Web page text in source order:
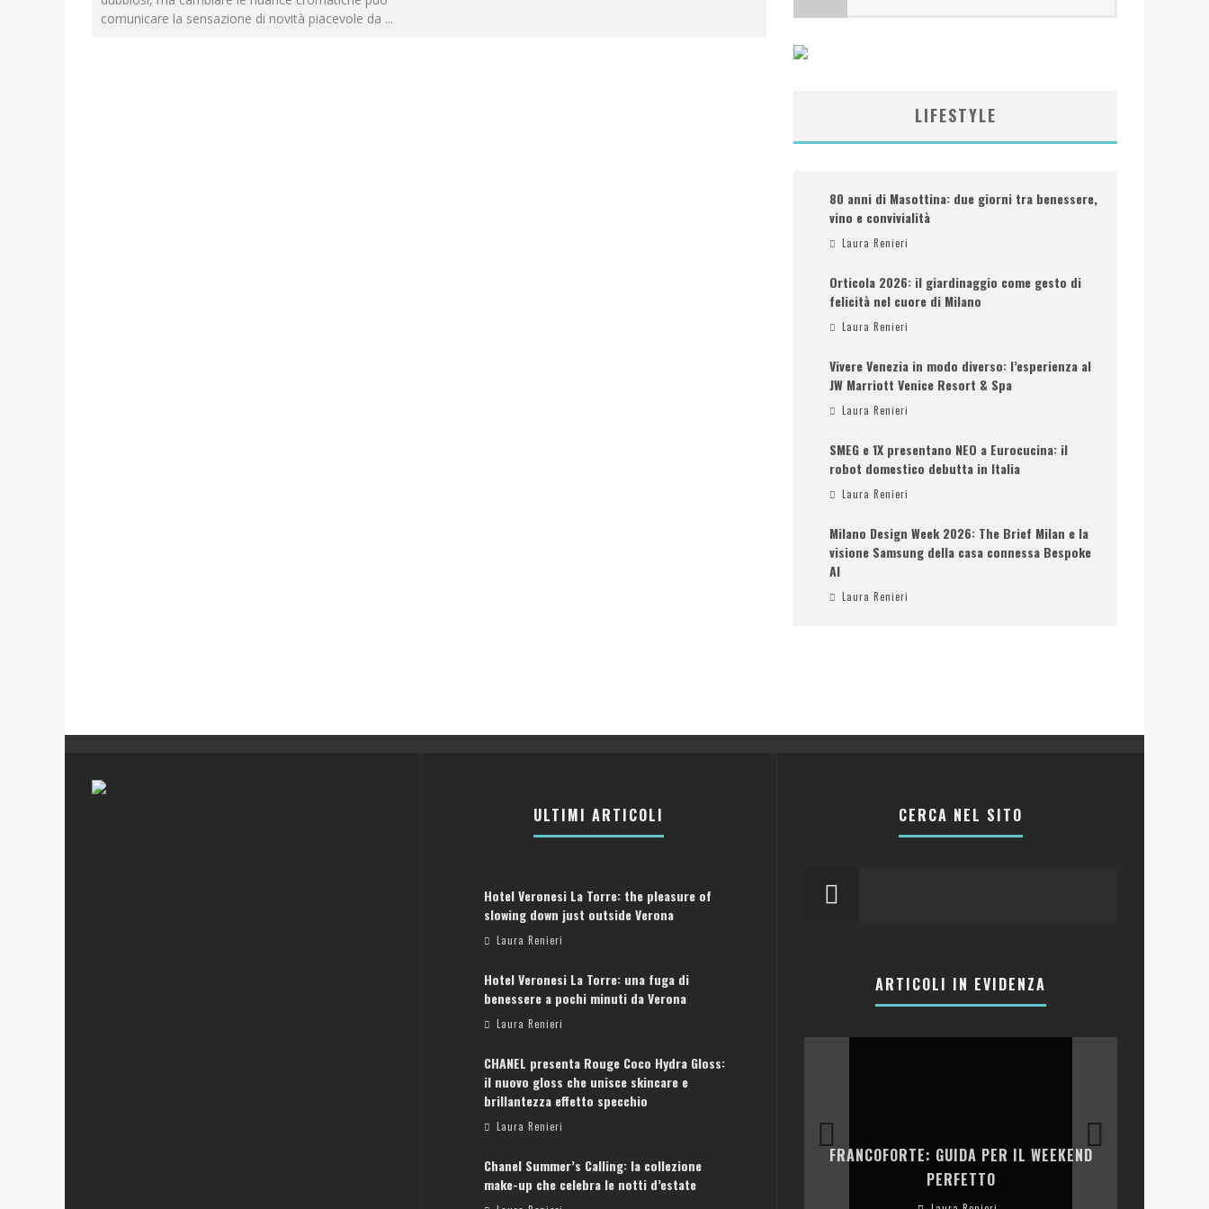
comunicare la sensazione di novità piacevole da ...
LIFESTYLE
80 anni di Masottina: due giorni tra benessere,
vino e convivialità
Laura Renieri
Orticola 2026: il giardinaggio come gesto di
felicità nel cuore di Milano
Laura Renieri
Vivere Venezia in modo diverso: l’esperienza al
JW Marriott Venice Resort & Spa
Laura Renieri
SMEG e 1X presentano NEO a Eurocucina: il
robot domestico debutta in Italia
Laura Renieri
Milano Design Week 2026: The Brief Milan e la
visione Samsung della casa connessa Bespoke
AI
Laura Renieri
ULTIMI ARTICOLI
Hotel Veronesi La Torre: the pleasure of
slowing down just outside Verona
Laura Renieri
Hotel Veronesi La Torre: una fuga di
benessere a pochi minuti da Verona
Laura Renieri
CHANEL presenta Rouge Coco Hydra Gloss:
il nuovo gloss che unisce skincare e
brillantezza effetto specchio
Laura Renieri
Chanel Summer’s Calling: la collezione
make-up che celebra le notti d’estate
CERCA NEL SITO
ARTICOLI IN EVIDENZA
ATENE: GUIDA PER IL WEEKEND PERFETTO
FRANCOFORTE: GUIDA PER IL WEEKEND
LA COLLINA DEI
E RISTORANTI